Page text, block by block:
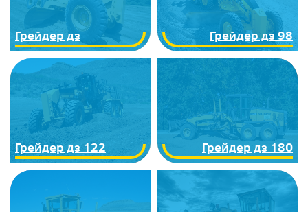
Грейдер дз Грейдер дз 98
Грейдер дз 122 Грейдер дз 180